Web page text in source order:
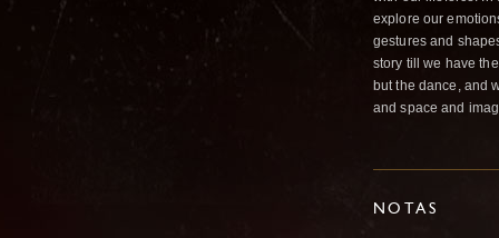
explore our
gestures and
story till we have
but the dance, and
and space and
NOTAS